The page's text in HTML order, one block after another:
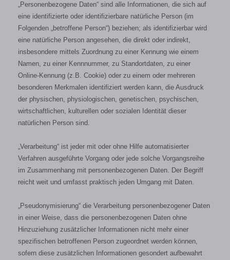
„Personenbezogene Daten“ sind alle Informationen, die sich auf
eine identifizierte oder identifizierbare natürliche Person (im
Folgenden „betroffene Person“) beziehen; als identifizierbar wird
eine natürliche Person angesehen, die direkt oder indirekt,
insbesondere mittels Zuordnung zu einer Kennung wie einem
Namen, zu einer Kennnummer, zu Standortdaten, zu einer
Online-Kennung (z.B. Cookie) oder zu einem oder mehreren
besonderen Merkmalen identifiziert werden kann, die Ausdruck
der physischen, physiologischen, genetischen, psychischen,
wirtschaftlichen, kulturellen oder sozialen Identität dieser
natürlichen Person sind.
„Verarbeitung“ ist jeder mit oder ohne Hilfe automatisierter
Verfahren ausgeführte Vorgang oder jede solche Vorgangsreihe
im Zusammenhang mit personenbezogenen Daten. Der Begriff
reicht weit und umfasst praktisch jeden Umgang mit Daten.
„Pseudonymisierung“ die Verarbeitung personenbezogener Daten
in einer Weise, dass die personenbezogenen Daten ohne
Hinzuziehung zusätzlicher Informationen nicht mehr einer
spezifischen betroffenen Person zugeordnet werden können,
sofern diese zusätzlichen Informationen gesondert aufbewahrt